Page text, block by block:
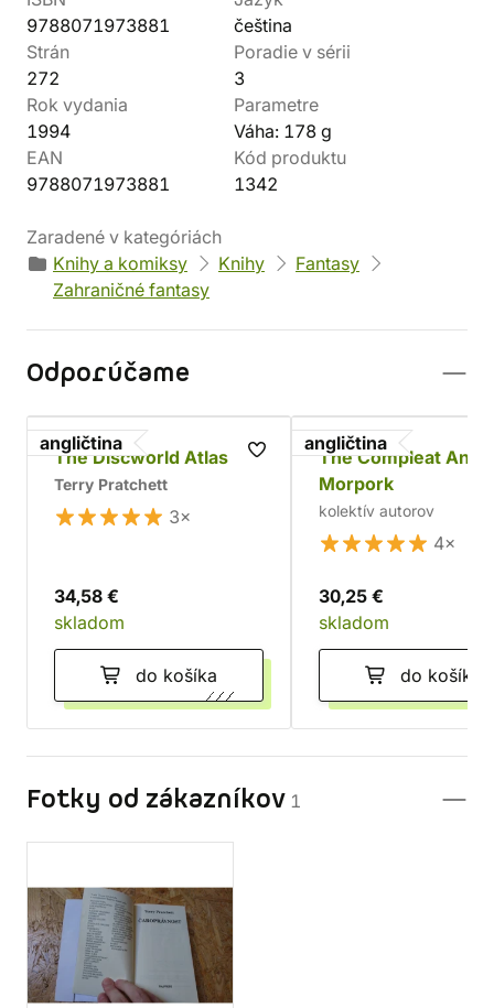
9788071973881
čeština
Strán
272
Poradie v sérii
3
Rok vydania
1994
Parametre
Váha: 178 g
EAN
9788071973881
Kód produktu
1342
Zaradené v kategóriách
Knihy a komiksy
Knihy
Fantasy
Zahraničné fantasy
Odporúčame
angličtina
The Discworld Atlas
Terry Pratchett
3×
34,58 €
skladom
do košíka
angličtina
The Compleat
Morpork
kolektív autorov
4×
30,25 €
skladom
do košíka
Fotky od zákazníkov 1